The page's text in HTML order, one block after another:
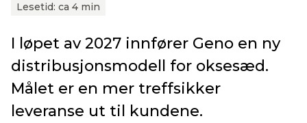
Lesetid: ca 4 min
I løpet av 2027 innfører Geno en ny
distribusjonsmodell for oksesæd.
Målet er en mer treffsikker
leveranse ut til kundene.